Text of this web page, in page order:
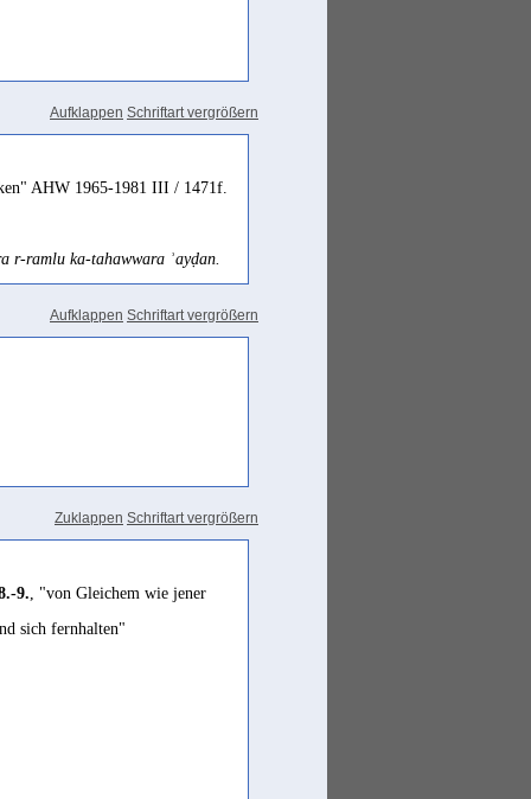
Aufklappen Schriftart vergrößern
AHW 1965-1981 III / 1471f.
r-ramlu ka-tahawwara ʾayḍan.
Aufklappen Schriftart vergrößern
Zuklappen Schriftart vergrößern
9., "von Gleichem wie jener
sich fernhalten"